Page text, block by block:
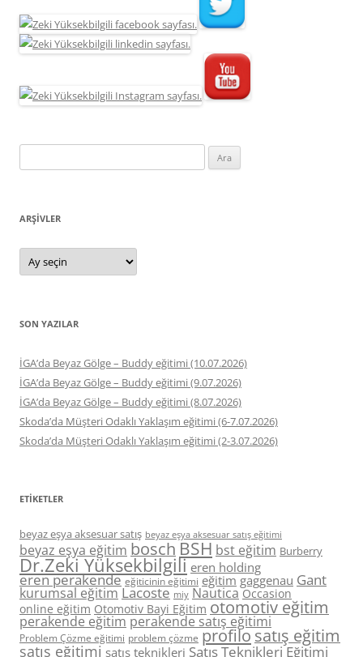
ARŞIVLER
Arşivler
SON YAZILAR
İGA’da Beyaz Gölge – Buddy eğitimi (10.07.2026)
İGA’da Beyaz Gölge – Buddy eğitimi (9.07.2026)
İGA’da Beyaz Gölge – Buddy eğitimi (8.07.2026)
Skoda’da Müşteri Odaklı Yaklaşım eğitimi (6-7.07.2026)
Skoda’da Müşteri Odaklı Yaklaşım eğitimi (2-3.07.2026)
ETIKETLER
beyaz eşya aksesuar satış beyaz eşya aksesuar satış eğitimi
beyaz eşya eğitim boschBSH bst eğitim Burberry
Dr.Zeki Yüksekbilgili eren holding
eren perakende eğiticinin eğitimi eğitim gaggenau Gant
kurumsal eğitim Lacoste miy Nautica Occasion
online eğitim Otomotiv Bayi Eğitim otomotiv eğitim
perakende eğitim perakende satış eğitimi
Problem Çözme eğitimi problem çözme profilo satış eğitim
satış eğitimi satış teknikleri Satış Teknikleri Eğitimi